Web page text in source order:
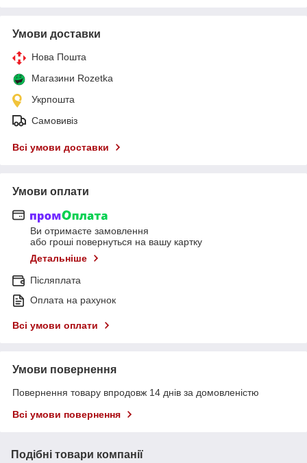
Умови доставки
Нова Пошта
Магазини Rozetka
Укрпошта
Самовивіз
Всі умови доставки
Умови оплати
Ви отримаєте замовлення
або гроші повернуться на вашу картку
Детальніше
Післяплата
Оплата на рахунок
Всі умови оплати
Умови повернення
Повернення товару впродовж 14 днів за домовленістю
Всі умови повернення
Подібні товари компанії